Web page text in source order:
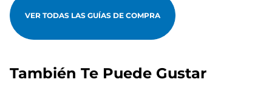
VER TODAS LAS GUÍAS DE COMPRA
También Te Puede Gustar